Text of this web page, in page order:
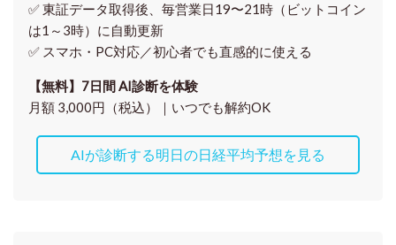
✅ 東証データ取得後、 毎営業日19〜21時（ビットコイン
は1～3時）に自動更新
✅ スマホ・PC対応／初心者でも直感的に使える
【無料】7日間 AI診断を体験
月額 3,000円（税込）｜いつでも解約OK
AIが診断する明日の日経平均予想を見る